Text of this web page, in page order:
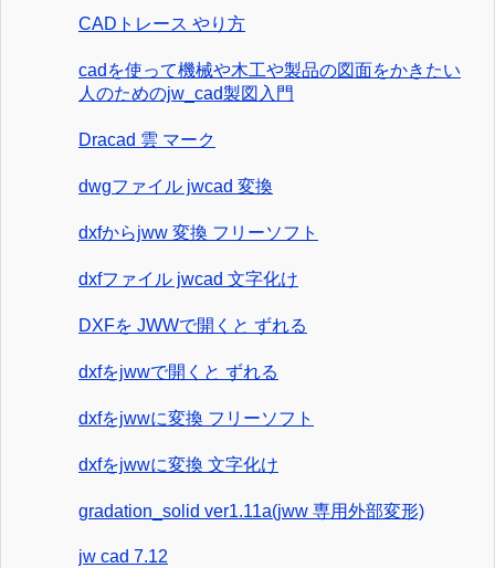
CADトレース やり方
cadを使って機械や木工や製品の図面をかきたい
人のためのjw_cad製図入門
Dracad 雲 マーク
dwgファイル jwcad 変換
dxfからjww 変換 フリーソフト
dxfファイル jwcad 文字化け
DXFを JWWで開くと ずれる
dxfをjwwで開くと ずれる
dxfをjwwに変換 フリーソフト
dxfをjwwに変換 文字化け
gradation_solid ver1.11a(jww 専用外部変形)
jw cad 7.12